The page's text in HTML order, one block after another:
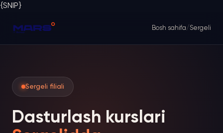
{SNIP}
Bosh sahifa/ Sergeli
Sergeli filiali
Dasturlash kurslari